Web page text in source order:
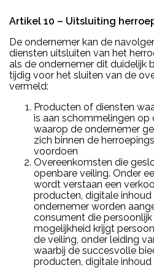
Artikel 10 – Uitsluiting
De ondernemer kan de
diensten uitsluiten van het
als de ondernemer dit duidelijk
tijdig voor het sluiten van de
vermeld:
Producten of diensten
is aan schommelingen op
waarop de ondernemer
zich binnen de
voordoen
Overeenkomsten die
openbare veiling. Onder
wordt verstaan een
producten, digitale
ondernemer worden
consument die
mogelijkheid krijgt
de veiling, onder leiding
waarbij de succesvolle
producten, digitale